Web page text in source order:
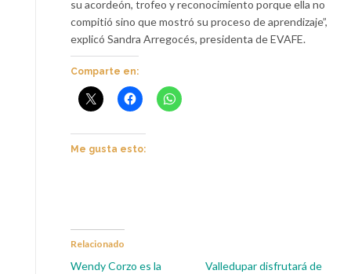
su acordeón, trofeo y reconocimiento porque ella no
compitió sino que mostró su proceso de aprendizaje”,
explicó Sandra Arregocés, presidenta de EVAFE.
Comparte en:
Me gusta esto:
Relacionado
Wendy Corzo es la
Valledupar disfrutará de